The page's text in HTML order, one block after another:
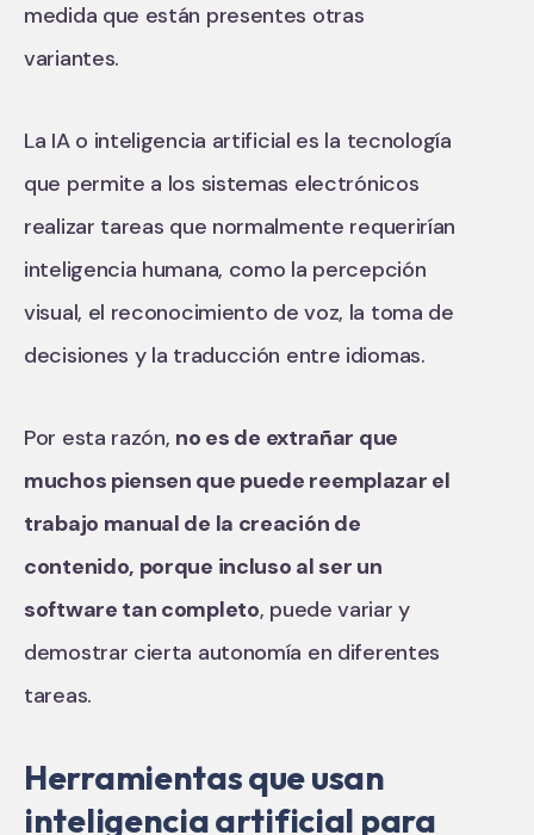
medida que están presentes otras
variantes.
La IA o inteligencia artificial es la tecnología
que permite a los sistemas electrónicos
realizar tareas que normalmente requerirían
inteligencia humana, como la percepción
visual, el reconocimiento de voz, la toma de
decisiones y la traducción entre idiomas.
Por esta razón, no es de extrañar que
muchos piensen que puede reemplazar el
trabajo manual de la creación de
contenido, porque incluso al ser un
software tan completo, puede variar y
demostrar cierta autonomía en diferentes
tareas.
Herramientas que usan
inteligencia artificial para